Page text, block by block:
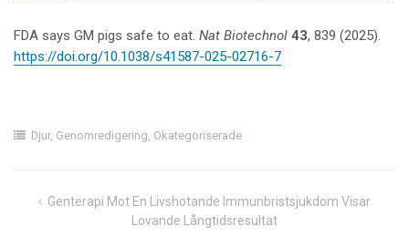
FDA says GM pigs safe to eat. Nat Biotechnol 43, 839 (2025).
https://doi.org/10.1038/s41587-025-02716-7
Djur, Genomredigering Okategoriserade
Inläggsnavigering
Genterapi Mot En Livshotande Immunbristsjukdom Visar
Lovande Långtidsresultat